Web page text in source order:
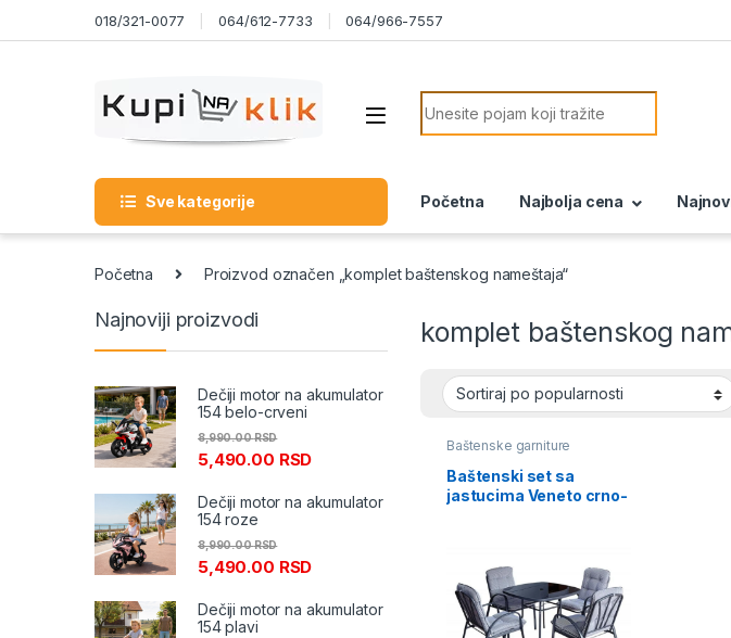
Skip to navigation018/321-0077 064/612-7733 064/966-7557
Search for:
Sve kategorije Početna Najbolja cena
Početna Proizvod označen „komplet baštenskog nameštaja“
komplet baštenskog
Baštenske garniture
Baštenski set sa
jastucima Veneto crno-
Najnoviji proizvodi
Dečiji motor na akumulator
154 belo-crveni
5,490.00 RSD
8,990.00RSD
Dečiji motor na akumulator
154 roze
5,490.00 RSD
8,990.00RSD
Dečiji motor na akumulator
154 plavi